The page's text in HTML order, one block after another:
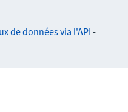
de données via l'API -